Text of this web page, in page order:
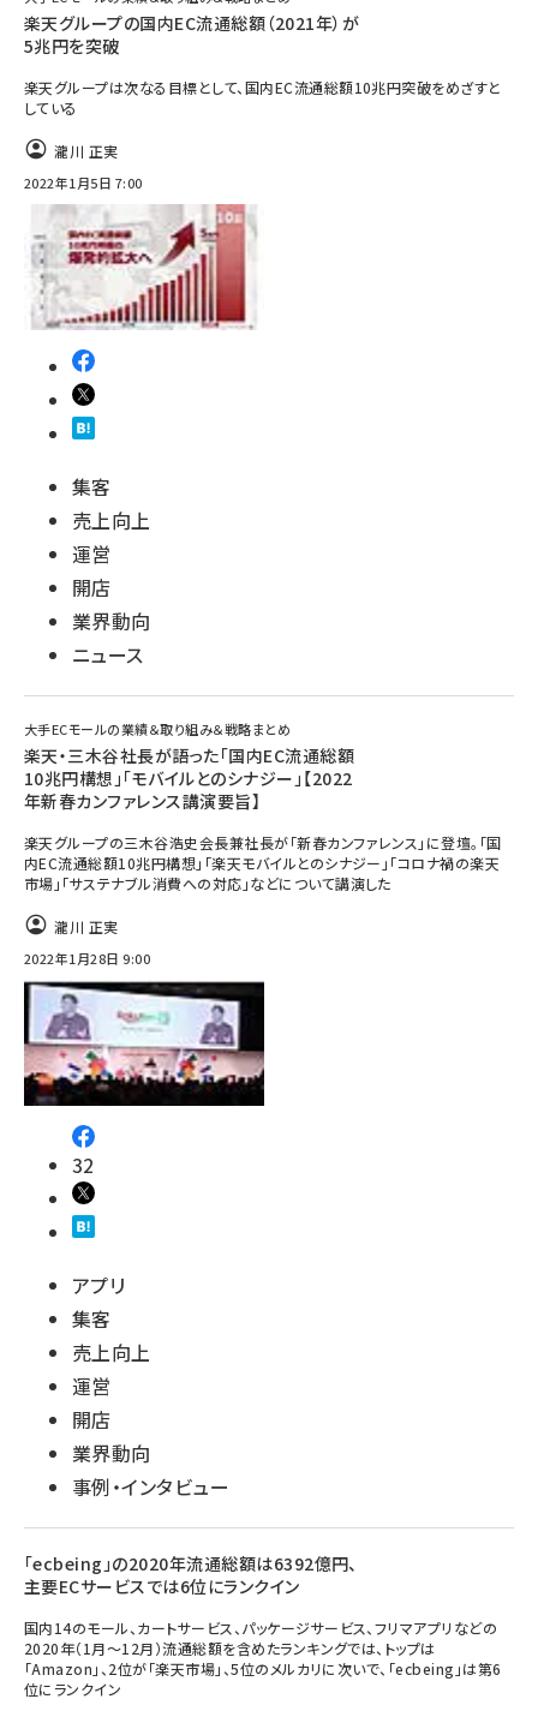
楽天グループの国内EC流通総額（2021年）が
5兆円を突破
楽天グループは次なる目標として、国内EC流通総額10兆円突破をめざすと
している
瀧川 正実
2022年1月5日 7:00
集客
売上向上
運営
開店
業界動向
ニュース
大手ECモールの業績＆取り組み＆戦略まとめ
楽天・三木谷社長が語った「国内EC流通総額
10兆円構想」「モバイルとのシナジー」【2022
年新春カンファレンス講演要旨】
楽天グループの三木谷浩史会長兼社長が「新春カンファレンス」に登壇。「国
内EC流通総額10兆円構想」「楽天モバイルとのシナジー」「コロナ禍の楽天
市場」「サステナブル消費への対応」などについて講演した
瀧川 正実
2022年1月28日 9:00
32
アプリ
集客
売上向上
運営
開店
業界動向
事例・インタビュー
「ecbeing」の2020年流通総額は6392億円、
主要ECサービスでは6位にランクイン
国内14のモール、カートサービス、パッケージサービス、フリマアプリなどの
2020年（1月～12月）流通総額を含めたランキングでは、トップは
「Amazon」、2位が「楽天市場」、5位のメルカリに次いで、「ecbeing」は第6
位にランクイン